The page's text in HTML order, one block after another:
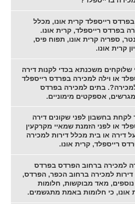
רייספלד קרית אונו, מכלל
בפרדס רייספלד, קרית אונו.
ספריה קרית אונו, תפוח פיס,
קרית אונו.
שלוקחים משכנתא בכדי לקנות דירה
או וילה למכירה בפרדס רייספלד
בתים למכירה בפרדס
מגרשים, אספקטים מימוניים.
בחשבון לפני שקונים דירה
או לפני הזמנת שמאיי מקרקעין
דירה או בית מכלל דירות למכירה
רייספלד, קרית אונו.
למכירה ברחוב הפרדס בפרדס
דירות למכירה ברחוב הכפר, הפרדס,
נוספים, מאד מבוקשות, חלומות
אונו, כי חלומות באמת מתגשמים.